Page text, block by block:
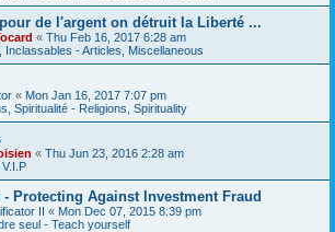
de l'argent on détruit la Liberté ...
« Thu Feb 16, 2017 6:28 am
Inclassables - Articles, Miscellaneous
« Mon Jan 16, 2017 7:07 pm
Spiritualité - Religions, Spirituality
« Thu Jun 23, 2016 2:28 am
Protecting Against Investment Fraud
II « Mon Dec 07, 2015 8:39 pm
seul - Teach yourself